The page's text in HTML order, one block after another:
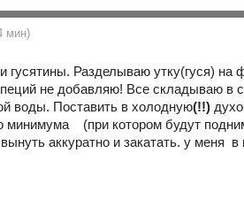
мин)
гусятины. Разделываю утку(гуся)
не добавляю! Все складываю в
воды. Поставить в холодную(!!)
минимума (при котором будут
аккуратно и закатать. у меня